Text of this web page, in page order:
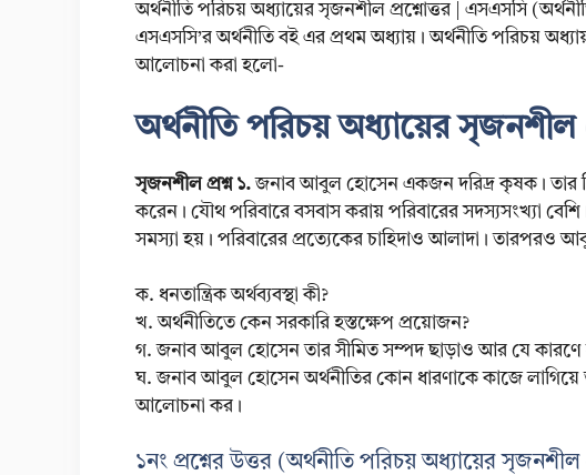
অর্থনীতি পরিচয় অধ্যায়ের সৃজনশীল প্রশ্নোত্তর | এসএসসি
এসএসসি’র অর্থনীতি বই এর প্রথম অধ্যায়। অর্থনীতি পরিচয়
আলোচনা করা হলো-
অর্থনীতি পরিচয় অধ্যায়ের সৃজনশীল
সৃজনশীল প্রশ্ন ১.জনাব আবুল হোসেন একজন দরিদ্র কৃষক। তার
করেন। যৌথ পরিবারে বসবাস করায় পরিবারের সদস্যসংখ্যা
সমস্যা হয়। পরিবারের প্রত্যেকের চাহিদাও আলাদা। তারপরও
ক. ধনতান্ত্রিক অর্থব্যবস্থা কী?
খ. অর্থনীতিতে কেন সরকারি হস্তক্ষেপ প্ৰয়োজন?
গ. জনাব আবুল হোসেন তার সীমিত সম্পদ ছাড়াও আর যে কারণে
ঘ. জনাব আবুল হোসেন অর্থনীতির কোন ধারণাকে কাজে
আলোচনা কর।
১নং প্রশ্নের উত্তর (অর্থনীতি পরিচয় অধ্যায়ের